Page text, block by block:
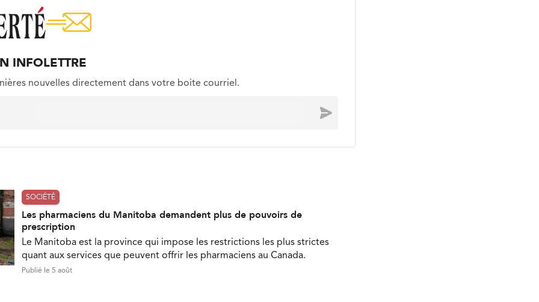
INFOLETTRE
nouvelles directement dans votre boite courriel.
Envoyer
SOCIÉTÉ
Les pharmaciens du Manitoba demandent plus de pouvoirs de
prescription
Le Manitoba est la province qui impose les restrictions les plus strictes
quant aux services que peuvent offrir les pharmaciens au Canada.
Publié le 5 août